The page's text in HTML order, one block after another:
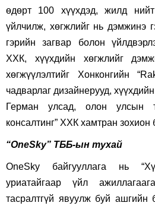
өдөрт 100 хүүхдэд, жилд
үйлчилж, хөгжлийг нь дэмжинэ
гэрийн загвар болон
ХХК, хүүхдийн хөгжлийг
хөгжүүлэлтийг Хонконгийн
чадварлаг дизайнерууд,
Герман улсад, олон улсын
консалтинг” ХХК хамтран зохион
“OneSky” ТББ-ын тухай
OneSky байгууллага нь
уриатайгаар үйл
тасралтгүй явуулж буй ашгийн